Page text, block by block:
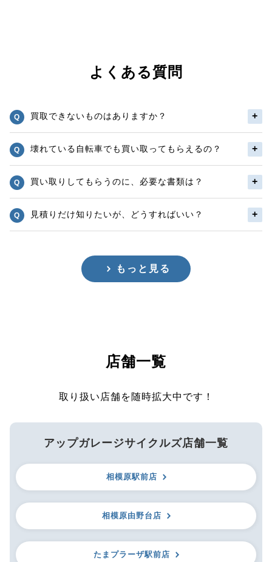
よくある質問
買取できないものはありますか？
壊れている自転車でも買い取ってもらえるの？
買い取りしてもらうのに、必要な書類は？
見積りだけ知りたいが、どうすればいい？
もっと見る
店舗一覧
取り扱い店舗を随時拡大中です！
アップガレージサイクルズ店舗一覧
相模原駅前店
相模原由野台店
たまプラーザ駅前店